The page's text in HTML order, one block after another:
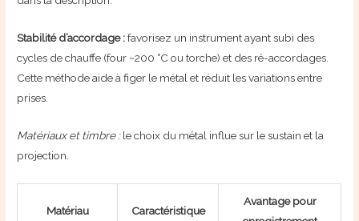
Stabilité d’accordage :favorisez un instrument ayant subi des
cycles de chauffe (four ~200 °C ou torche) et des ré-accordages.
Cette méthode aide à figer le métal et réduit les variations entre
prises.
Matériaux et timbre :le choix du métal influe sur le sustain et la
projection.
Matériau Caractéristique
Avantage pour